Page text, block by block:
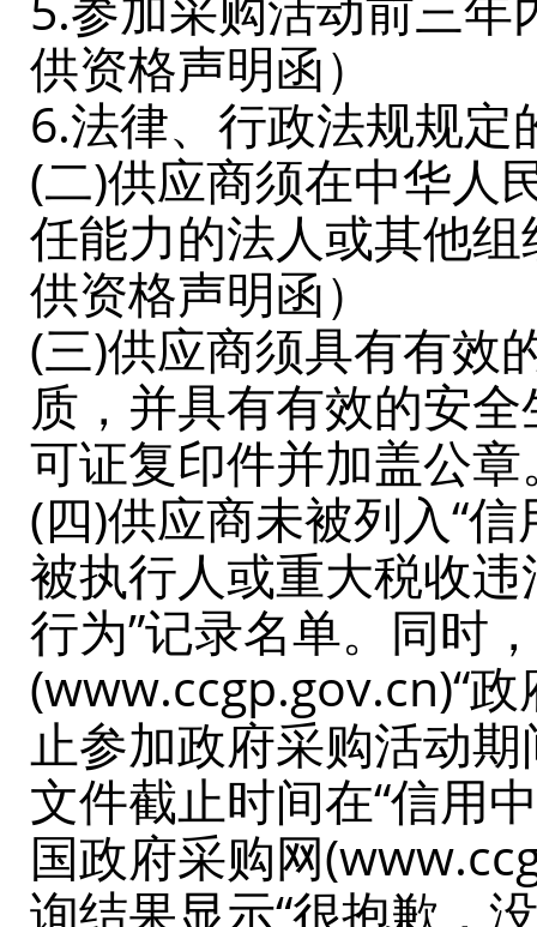
供资格声明函）
6.法律、行政法规规定
(二)供应商须在中华人
任能力的法人或其他
供资格声明函）
(三)供应商须具有有效
质，并具有有效的安
可证复印件并加盖公章
(四)供应商未被列入“
被执行人或重大税收
行为”记录名单。同时
(www.ccgp.gov.cn)“
止参加政府采购活动
文件截止时间在“信用
国政府采购网
询结果显示“很抱歉，